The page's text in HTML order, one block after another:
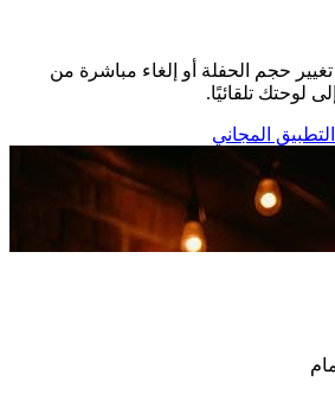
تغيير حجم الحفلة أو إلغاء مباشرة من
لوحتك تلقائيًا.
المجاني